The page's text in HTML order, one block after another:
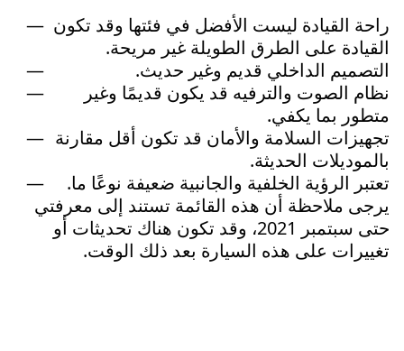
راحة القيادة ليست الأفضل في فئتها وقد تكون
القيادة على الطرق الطويلة غير مريحة.
التصميم الداخلي قديم وغير حديث.
نظام الصوت والترفيه قد يكون قديمًا وغير
متطور بما يكفي.
تجهيزات السلامة والأمان قد تكون أقل مقارنة
بالموديلات الحديثة.
تعتبر الرؤية الخلفية والجانبية ضعيفة نوعًا ما.
يرجى ملاحظة أن هذه القائمة تستند إلى معرفتي
حتى سبتمبر 2021، وقد تكون هناك تحديثات أو
تغييرات على هذه السيارة بعد ذلك الوقت.